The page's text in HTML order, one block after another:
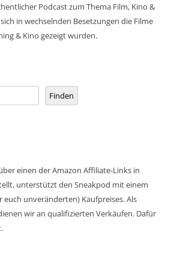
Podcast zum Thema Film, Kino &
in wechselnden Besetzungen die Filme
& Kino gezeigt wurden.
Finden
einen der Amazon Affiliate-Links in
unterstützt den Sneakpod mit einem
euch unveränderten) Kaufpreises. Als
wir an qualifizierten Verkäufen. Dafür